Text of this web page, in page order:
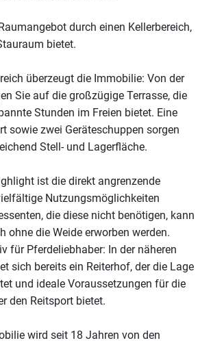
durch einen Kellerbereich,
bietet.
überzeugt die Immobilie: Von der
Sie auf die großzügige Terrasse, die
Stunden im Freien bietet. Eine
sowie zwei Geräteschuppen sorgen
Stell- und Lagerfläche.
ist die direkt angrenzende
Nutzungsmöglichkeiten
die diese nicht benötigen, kann
ohne die Weide erworben werden.
für Pferdeliebhaber: In der näheren
sich bereits ein Reiterhof, der die Lage
und ideale Voraussetzungen für die
den Reitsport bietet.
wird seit 18 Jahren von den